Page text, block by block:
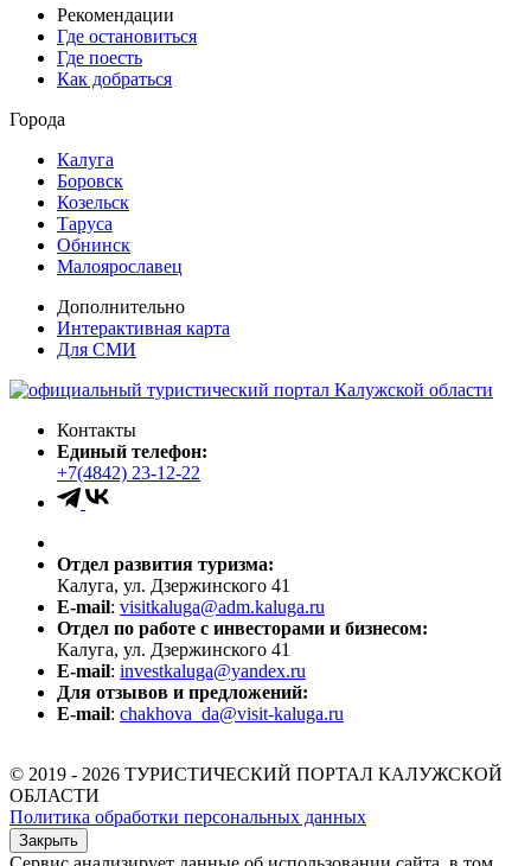
Рекомендации
Где остановиться
Где поесть
Как добраться
Города
Калуга
Боровск
Козельск
Таруса
Обнинск
Малоярославец
Дополнительно
Интерактивная карта
Для СМИ
Контакты
Единый телефон:
+7(4842) 23-12-22
Отдел развития туризма:
Калуга, ул. Дзержинского 41
E-mail: visitkaluga@adm.kaluga.ru
Отдел по работе с инвесторами и бизнесом:
Калуга, ул. Дзержинского 41
E-mail: investkaluga@yandex.ru
Для отзывов и предложений:
E-mail: chakhova_da@visit-kaluga.ru
© 2019 - 2026 ТУРИСТИЧЕСКИЙ ПОРТАЛ КАЛУЖСКОЙ
ОБЛАСТИ
Политика обработки персональных данных
Закрыть